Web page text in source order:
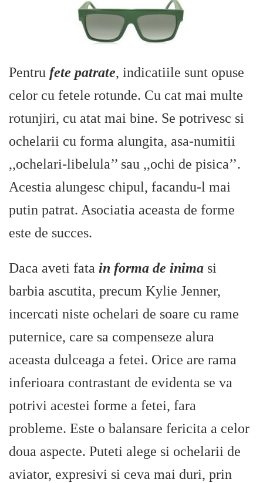
Pentru fete patrate, indicatiile sunt opuse
celor cu fetele rotunde. Cu cat mai multe
rotunjiri, cu atat mai bine. Se potrivesc si
ochelarii cu forma alungita, asa-numitii
,,ochelari-libelula’’ sau ,,ochi de pisica’’.
Acestia alungesc chipul, facandu-l mai
putin patrat. Asociatia aceasta de forme
este de succes.
Daca aveti fata in forma de inima si
barbia ascutita, precum Kylie Jenner,
incercati niste ochelari de soare cu rame
puternice, care sa compenseze alura
aceasta dulceaga a fetei. Orice are rama
inferioara contrastant de evidenta se va
potrivi acestei forme a fetei, fara
probleme. Este o balansare fericita a celor
doua aspecte. Puteti alege si ochelarii de
aviator, expresivi si ceva mai duri, prin